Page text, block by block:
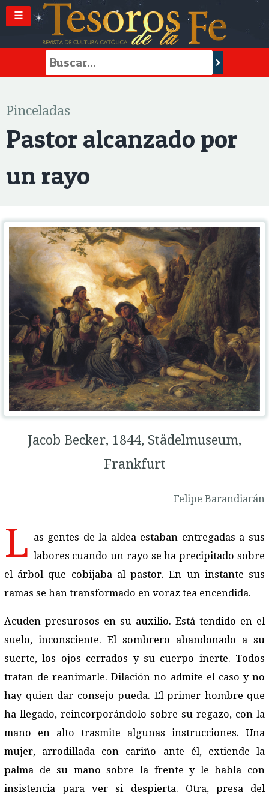
☰
Pinceladas
Pastor alcanzado por
un rayo
Jacob Becker, 1844, Städelmuseum,
Frankfurt
Felipe Barandiarán
L as gentes de la aldea estaban entregadas a sus
labores cuando un rayo se ha precipitado sobre
el árbol que cobijaba al pastor. En un instante sus
ramas se han transformado en voraz tea encendida.
Acuden presurosos en su auxilio. Está tendido en el
suelo, inconsciente. El sombrero abandonado a su
suerte, los ojos cerrados y su cuerpo inerte. Todos
tratan de reanimarle. Dilación no admite el caso y no
hay quien dar consejo pueda. El primer hombre que
ha llegado, reincorporándolo sobre su regazo, con la
mano en alto trasmite algunas instrucciones. Una
mujer, arrodillada con cariño ante él, extiende la
palma de su mano sobre la frente y le habla con
insistencia para ver si despierta. Otra, presa del